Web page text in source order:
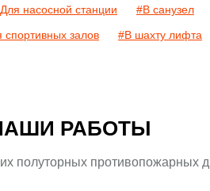
насосной станции #В санузел
спортивных залов #В шахту лифта
РАБОТЫ
полуторных противопожарных